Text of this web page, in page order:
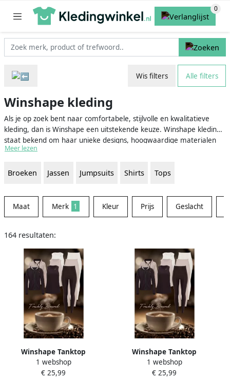
Wis filters Alle filters
Winshape kleding
Als je op zoek bent naar comfortabele, stijlvolle en kwalitatieve
kleding, dan is Winshape een uitstekende keuze. Winshape kleding
staat bekend om haar unieke designs, hoogwaardige materialen
en veelzijdigheid. In de collectie vind je items zoals leggings, tops en
bezigheden. Met Winshape kleding ben je gegarandeerd van een
Meer lezen
Broeken Jassen Jumpsuits Shirts Tops
Maat Merk 1 Kleur Prijs Geslacht
164 resultaten:
Winshape Tanktop
AET134LS Functional soft
and light
1 webshop
€ 25,99
Winshape Tanktop
AET134LS Functional soft
and light
1 webshop
€ 25,99